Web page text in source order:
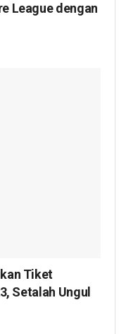
League dengan
Tiket
Setalah Ungul